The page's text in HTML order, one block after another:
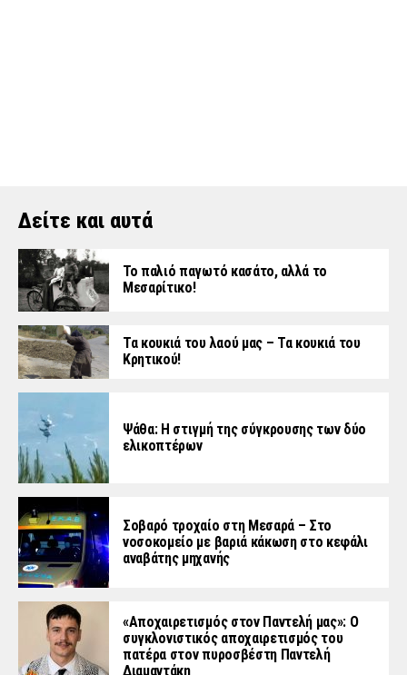
Δείτε και αυτά
Το παλιό παγωτό κασάτο, αλλά το
Μεσαρίτικο!
Τα κουκιά του λαού μας – Τα κουκιά του
Κρητικού!
Ψάθα: Η στιγμή της σύγκρουσης των δύο
ελικοπτέρων
Σοβαρό τροχαίο στη Μεσαρά – Στο
νοσοκομείο με βαριά κάκωση στο κεφάλι
αναβάτης μηχανής
«Aποχαιρετισμός στον Παντελή μας»: Ο
συγκλονιστικός αποχαιρετισμός του
πατέρα στον πυροσβέστη Παντελή
Διαμαντάκη